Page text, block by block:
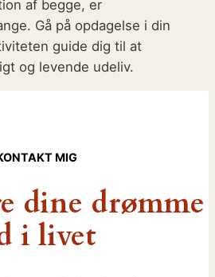
af begge, er
Gå på opdagelse i din
guide dig til at
og levende udeliv.
MIG
dine drømme
i livet